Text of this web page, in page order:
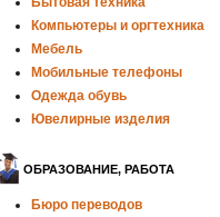
Компьютеры и оргтехника
Мебель
Мобильные телефоны
Одежда обувь
Ювелирные изделия
ОБРАЗОВАНИЕ, РАБОТА
Бюро переводов